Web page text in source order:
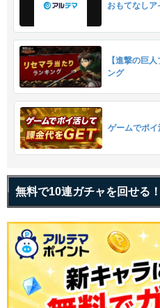
おもてなし
【進撃の巨
ング
ゲームでポイ
無料で10連ガチャを回せる！